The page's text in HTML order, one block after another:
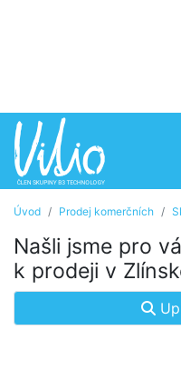
Úvod Prodej komerčních
Našli jsme pro
k prodeji v